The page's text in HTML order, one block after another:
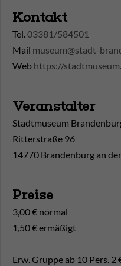
Kontakt
Tel.03381/584501
Mail museum@stadt-
Web https://
Veranstalter
Stadtmuseum
Ritterstraße 96
14770 Brandenburg an
Preise
3,00 € normal
1,50 € ermäßigt
Erw. Gruppe ab 10 Pers. 2